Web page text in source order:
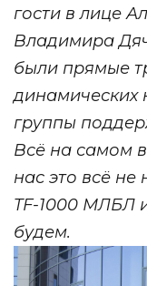
гости в лице
Владимира
были прямые
динамических
группы
Всё на самом
нас это всё
TF-1000 МЛБЛ
будем.